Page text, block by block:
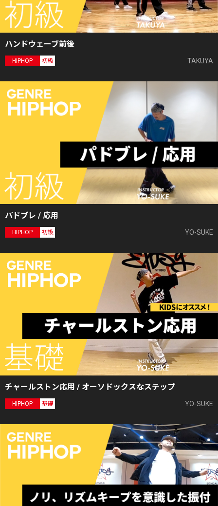
ハンドウェーブ前後
HIPHOP 初級 TAKUYA
パドブレ / 応用
HIPHOP 初級 YO-SUKE
チャールストン応用 / オーソドックスなステップ
HIPHOP 基礎 YO-SUKE